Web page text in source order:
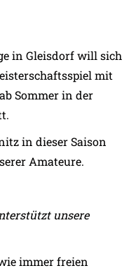
in Gleisdorf will sich
mit
Sommer in der
in dieser Saison
Amateure.
unsere
immer freien